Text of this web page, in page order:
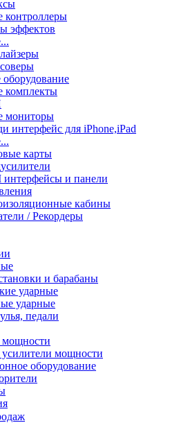
контроллеры
эффектов
комплекты
мониторы
интерфейс для iPhone,iPad
карты
и панели
кабины
/ Рекордеры
и барабаны
ударные
ударные
педали
мощности
мощности
оборудование